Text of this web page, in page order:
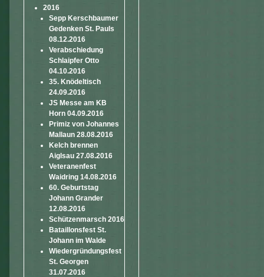
2016
Sepp Kerschbaumer
Gedenken St. Pauls
08.12.2016
Verabschiedung
Schlaipfer Otto
04.10.2016
35. Knödeltisch
24.09.2016
JS Messe am KB
Horn 04.09.2016
Primiz von Johannes
Mallaun 28.08.2016
Kelch brennen
Aiglsau 27.08.2016
Veteranenfest
Waidring 14.08.2016
60. Geburtstag
Johann Grander
12.08.2016
Schützenmarsch 2016
Bataillonsfest St.
Johann im Walde
Wiedergründungsfest
St. Georgen
31.07.2016